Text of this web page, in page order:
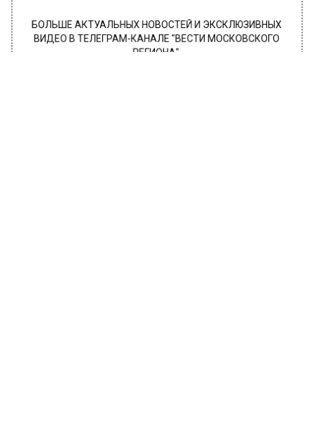
БОЛЬШЕ АКТУАЛЬНЫХ НОВОСТЕЙ И ЭКСКЛЮЗИВНЫХ
ВИДЕО В ТЕЛЕГРАМ-КАНАЛЕ "ВЕСТИ МОСКОВСКОГО
РЕГИОНА".